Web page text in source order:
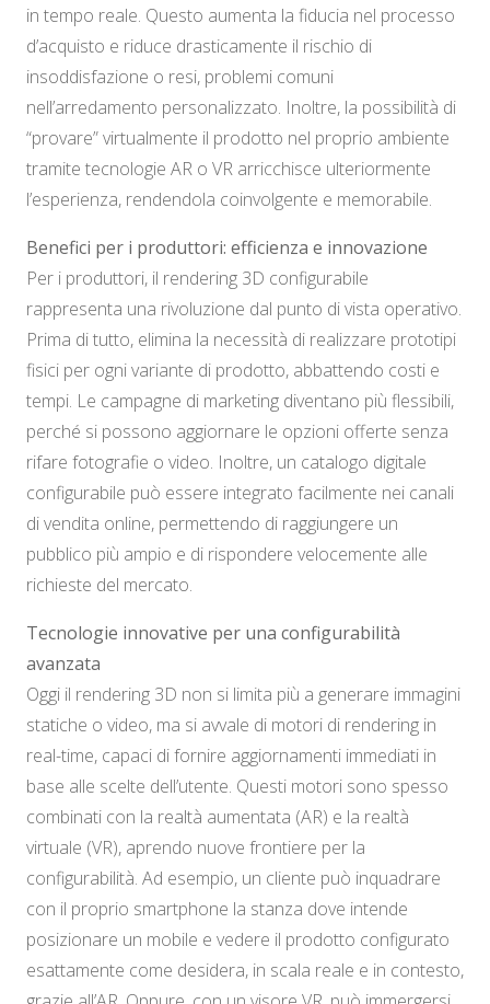
in tempo reale. Questo aumenta la fiducia nel processo
d’acquisto e riduce drasticamente il rischio di
insoddisfazione o resi, problemi comuni
nell’arredamento personalizzato. Inoltre, la possibilità di
“provare” virtualmente il prodotto nel proprio ambiente
tramite tecnologie AR o VR arricchisce ulteriormente
l’esperienza, rendendola coinvolgente e memorabile.
Benefici per i produttori: efficienza e innovazione
Per i produttori, il rendering 3D configurabile
rappresenta una rivoluzione dal punto di vista operativo.
Prima di tutto, elimina la necessità di realizzare prototipi
fisici per ogni variante di prodotto, abbattendo costi e
tempi. Le campagne di marketing diventano più flessibili,
perché si possono aggiornare le opzioni offerte senza
rifare fotografie o video. Inoltre, un catalogo digitale
configurabile può essere integrato facilmente nei canali
di vendita online, permettendo di raggiungere un
pubblico più ampio e di rispondere velocemente alle
richieste del mercato.
Tecnologie innovative per una configurabilità
avanzata
Oggi il rendering 3D non si limita più a generare immagini
statiche o video, ma si avvale di motori di rendering in
real-time, capaci di fornire aggiornamenti immediati in
base alle scelte dell’utente. Questi motori sono spesso
combinati con la realtà aumentata (AR) e la realtà
virtuale (VR), aprendo nuove frontiere per la
configurabilità. Ad esempio, un cliente può inquadrare
con il proprio smartphone la stanza dove intende
posizionare un mobile e vedere il prodotto configurato
esattamente come desidera, in scala reale e in contesto,